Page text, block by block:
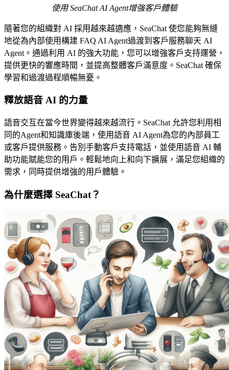
使用 SeaChat AI Agent增強客戶體驗
隨著您的組織對 AI 採用越來越適應，SeaChat 使您能夠無縫
地從為內部使用構建 FAQ AI Agent過渡到客戶服務聊天 AI
Agent。通過利用 AI 的強大功能，您可以增強客戶支持運營，
提供更快的響應時間，並提高整體客戶滿意度。SeaChat 確保
學習和過渡過程順暢無憂。
釋放語音 AI 的力量
語音交互在當今世界變得越來越流行。SeaChat 允許您利用相
同的Agent和知識庫後端，使用語音 AI Agent為您的內部員工
或客戶提供服務。告別手動客戶支持電話，並使用語音 AI 輔
助功能賦能您的用戶。輕鬆地向上和向下擴展，滿足您組織的
需求，同時提供增強的用戶體驗。
為什麼選擇 SeaChat？